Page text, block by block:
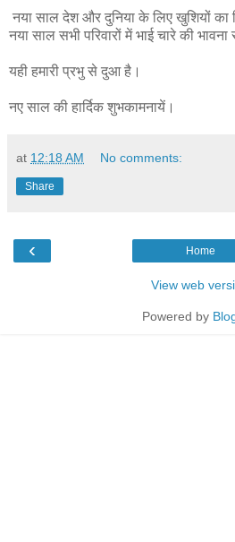
नया साल देश और दुनिया के लिए खुशियों का
नया साल सभी परिवारों में भाई चारे की
यही हमारी प्रभु से दुआ है।
नए साल की हार्दिक शुभकामनायें।
at 12:18 AM No comments:
Share
‹ Home
View web
Powered by